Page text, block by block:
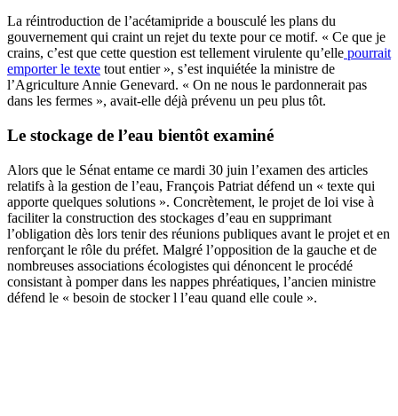
La réintroduction de l’acétamipride a bousculé les plans du
gouvernement qui craint un rejet du texte pour ce motif. « Ce que je
crains, c’est que cette question est tellement virulente qu’elle pourrait
emporter le texte tout entier », s’est inquiétée la ministre de
l’Agriculture Annie Genevard. « On ne nous le pardonnerait pas
dans les fermes », avait-elle déjà prévenu un peu plus tôt.
Le stockage de l’eau bientôt examiné
Alors que le Sénat entame ce mardi 30 juin l’examen des articles
relatifs à la gestion de l’eau, François Patriat défend un « texte qui
apporte quelques solutions ». Concrètement, le projet de loi vise à
faciliter la construction des stockages d’eau en supprimant
l’obligation dès lors tenir des réunions publiques avant le projet et en
renforçant le rôle du préfet. Malgré l’opposition de la gauche et de
nombreuses associations écologistes qui dénoncent le procédé
consistant à pomper dans les nappes phréatiques, l’ancien ministre
défend le « besoin de stocker l l’eau quand elle coule ».